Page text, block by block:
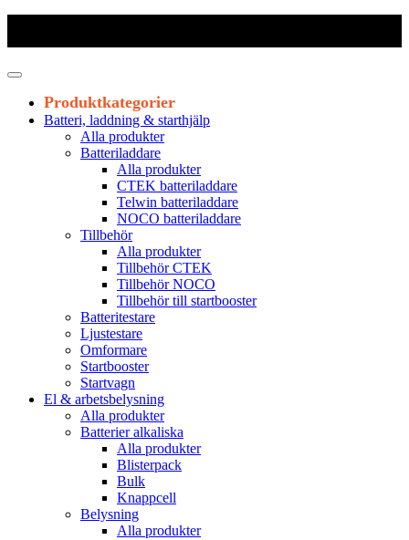
Produktkategorier
Batteri, laddning & starthjälp
Alla produkter
Batteriladdare
Alla produkter
CTEK batteriladdare
Telwin batteriladdare
NOCO batteriladdare
Tillbehör
Alla produkter
Tillbehör CTEK
Tillbehör NOCO
Tillbehör till startbooster
Batteritestare
Ljustestare
Omformare
Startbooster
Startvagn
El & arbetsbelysning
Alla produkter
Batterier alkaliska
Alla produkter
Blisterpack
Bulk
Knappcell
Belysning
Alla produkter